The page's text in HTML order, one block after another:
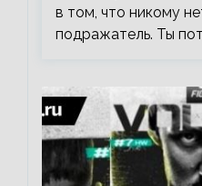
в том, что никому
подражатель. Ты